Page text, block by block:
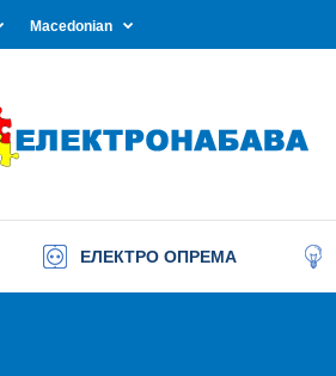
Macedonian
ЕЛЕКТРО ОПРЕМА